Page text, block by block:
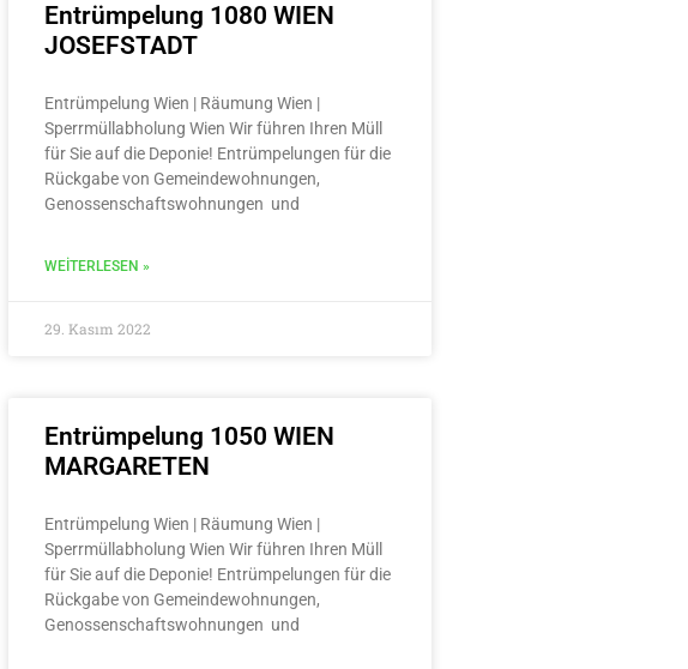
Entrümpelung 1080 WIEN
JOSEFSTADT
Entrümpelung Wien | Räumung Wien |
Sperrmüllabholung Wien Wir führen Ihren Müll
für Sie auf die Deponie! Entrümpelungen für die
Rückgabe von Gemeindewohnungen,
Genossenschaftswohnungen und
WEITERLESEN »
29. Kasım 2022
Entrümpelung 1050 WIEN
MARGARETEN
Entrümpelung Wien | Räumung Wien |
Sperrmüllabholung Wien Wir führen Ihren Müll
für Sie auf die Deponie! Entrümpelungen für die
Rückgabe von Gemeindewohnungen,
Genossenschaftswohnungen und